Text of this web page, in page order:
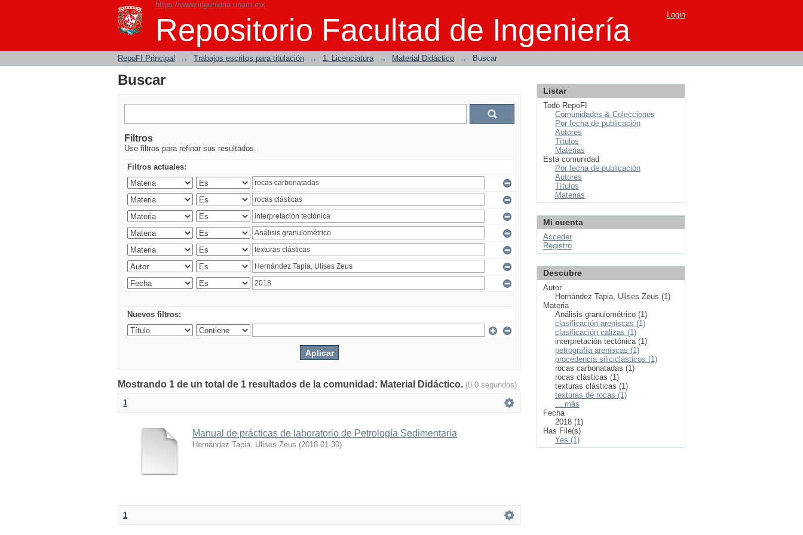
https://www.ingenieria.unam.mx
Repositorio Facultad de Ingeniería
Buscar Login
RepoFI Principal → Trabajos escritos para titulación → 1. Licenciatura → Material Didáctico → Buscar
Buscar
Filtros
Use filtros para refinar sus resultados.
Filtros actuales:
Nuevos filtros:
Mostrando 1 de un total de 1 resultados de la comunidad: Material Didáctico. (0.0 segundos)
1
Manual de prácticas de laboratorio de Petrología Sedimentaria
Hernández Tapia, Ulises Zeus (2018-01-30)
1
Listar
Todo RepoFI
Comunidades & Colecciones
Por fecha de publicación
Autores
Títulos
Materias
Esta comunidad
Por fecha de publicación
Autores
Títulos
Materias
Mi cuenta
Acceder
Registro
Descubre
Autor
Hernández Tapia, Ulises Zeus (1)
Materia
Análisis granulométrico (1)
clasificación areniscas (1)
clasificación calizas (1)
interpretación tectónica (1)
petrografía areniscas (1)
procedencia siliciclásticos (1)
rocas carbonatadas (1)
rocas clásticas (1)
texturas clásticas (1)
texturas de rocas (1)
... más
Fecha
2018 (1)
Has File(s)
Yes (1)